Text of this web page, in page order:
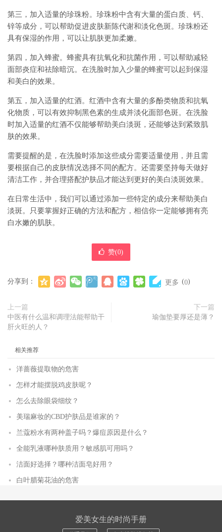
第三，加入适量的珍珠粉。珍珠粉中含有大量的蛋白质、钙、
锌等成分，可以帮助促进皮肤新陈代谢和淡化色斑。珍珠粉还
具有保湿的作用，可以让肌肤更加柔嫩。
第四，加入蜂蜜。蜂蜜具有抗氧化和抗菌作用，可以帮助减轻
面部炎症和祛除暗沉。在洗脸时加入少量的蜂蜜可以起到保湿
和美白的效果。
第五，加入适量的红酒。红酒中含有大量的多酚类物质和抗氧
化物质，可以有效抑制黑色素的生成并淡化面部色斑。在洗脸
时加入适量的红酒不仅能够帮助美白淡斑，还能够达到紧致肌
肤的效果。
需要提醒的是，在洗脸时添加这些成分需要适量使用，并且需
要根据自己的皮肤情况选择不同的配方。还需要坚持每天做好
清洁工作，并合理搭配护肤品才能达到更好的美白淡斑效果。
在日常生活中，我们可以通过添加一些特定的成分来帮助美白
淡斑。只要掌握好正确的方法和配方，相信你一定能够拥有亮
白水嫩的肌肤。
赞(0)
分享到： 更多 (0)
上一篇
中医有什么温和调理法能帮助干
肝火旺的人？
下一篇
瑜伽垫要厚还是薄？
相关推荐
洋蔷薇提取物的危害
怎样才能摆脱鸡皮肤呢？
怎么去除眼袋细纹？
美瑞麻妆的CBD护肤品是谁家的？
兰蔻粉水有两种盖子吗？爆痘原因是什么？
全能乳液哪种肤质用？敏感肌可用吗？
洁面好选择？哪种洁面皂好用？
白叶腊菊花油的危害
爱美女生的时尚手册